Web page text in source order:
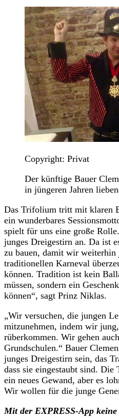
Copyright: Privat
Der künftige Bauer
in jüngeren Jahren
Das Trifolium tritt mit klaren
ein wunderbares
spielt für uns eine große
junges Dreigestirn an. Da ist
zu bauen, damit wir weiterhin
traditionellen Karneval
können. Tradition ist kein
müssen, sondern ein
können“, sagt Prinz Niklas.
„Wir versuchen, die jungen
mitzunehmen, indem wir
rüberkommen. Wir gehen
Grundschulen.“ Bauer
junges Dreigestirn sein, das
dass sie eingestaubt sind.
ein neues Gewand, aber es
Wir wollen für die junge
Mit der EXPRESS-App